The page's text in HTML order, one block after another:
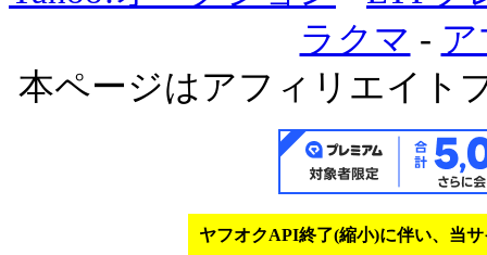
ラクマ -
本ページはアフィリエイト
ヤフオクAPI終了(縮小)に伴い、当